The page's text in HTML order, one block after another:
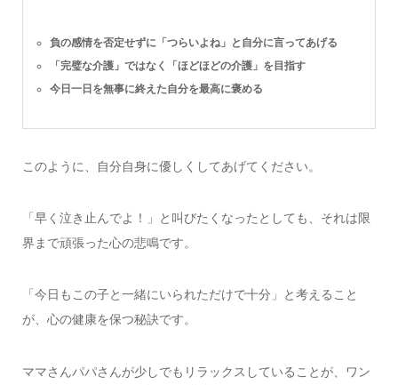
負の感情を否定せずに「つらいよね」と自分に言ってあげる
「完璧な介護」ではなく「ほどほどの介護」を目指す
今日一日を無事に終えた自分を最高に褒める
このように、自分自身に優しくしてあげてください。
「早く泣き止んでよ！」と叫びたくなったとしても、それは限
界まで頑張った心の悲鳴です。
「今日もこの子と一緒にいられただけで十分」と考えること
が、心の健康を保つ秘訣です。
ママさんパパさんが少しでもリラックスしていることが、ワン